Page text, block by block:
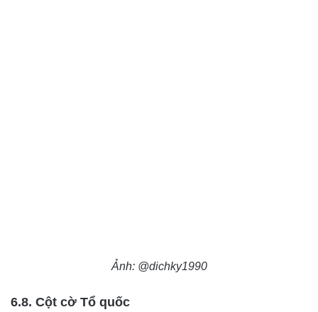
Ảnh: @dichky1990
6.8. Cột cờ Tổ quốc